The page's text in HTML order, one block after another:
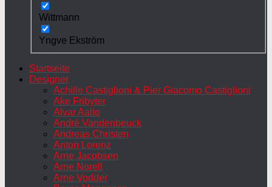
Wittmann
Yngve Ekström
Startseite
Designer
Achille Castiglioni & Pier Giacomo Castiglioni
Ake Fribyter
Alvar Aalto
André Vandenbeuck
Andreas Christen
Anton Lorenz
Arne Jacobsen
Arne Norell
Arne Vodder